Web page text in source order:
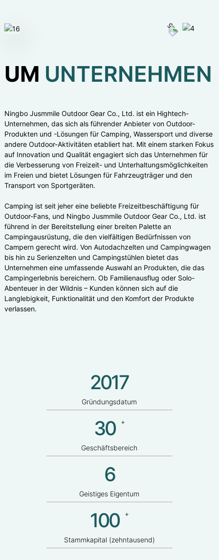
UM UNTERNEHMEN
Ningbo Jusmmile Outdoor Gear Co., Ltd. ist ein Hightech-
Unternehmen, das sich als führender Anbieter von Outdoor-
Produkten und -Lösungen für Camping, Wassersport und diverse
andere Outdoor-Aktivitäten etabliert hat. Mit einem starken Fokus
auf Innovation und Qualität engagiert sich das Unternehmen für
die Verbesserung von Freizeit- und Unterhaltungsmöglichkeiten
im Freien und bietet Lösungen für Fahrzeugträger und den
Transport von Sportgeräten.
Camping ist seit jeher eine beliebte Freizeitbeschäftigung für
Outdoor-Fans, und Ningbo Jusmmile Outdoor Gear Co., Ltd. ist
führend in der Bereitstellung einer breiten Palette an
Campingausrüstung, die den vielfältigen Bedürfnissen von
Campern gerecht wird. Von Autodachzelten und Campingwagen
bis hin zu Serienzelten und Campingstühlen bietet das
Unternehmen eine umfassende Auswahl an Produkten, die das
Campingerlebnis bereichern. Ob Familienausflug oder Solo-
Abenteuer in der Wildnis – Kunden können sich auf die
Langlebigkeit, Funktionalität und den Komfort der Produkte
verlassen.
2017
Gründungsdatum
30 +
Geschäftsbereich
6
Geistiges Eigentum
100 +
Stammkapital (zehntausend)